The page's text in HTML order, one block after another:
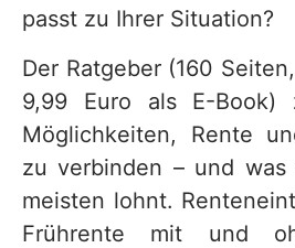
passt zu Ihrer Situation?
Der Ratgeber (160
9,99 Euro als E-Book)
Möglichkeiten, Rente
zu verbinden – und
meisten lohnt.
Frührente mit und